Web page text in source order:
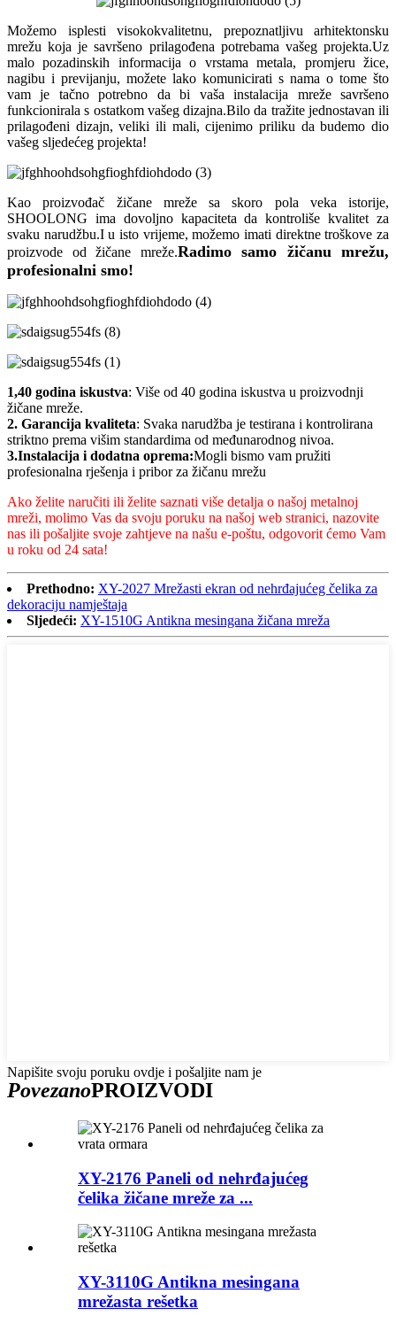
Možemo isplesti visokokvalitetnu, prepoznatljivu arhitektonsku
mrežu koja je savršeno prilagođena potrebama vašeg projekta.Uz
malo pozadinskih informacija o vrstama metala, promjeru žice,
nagibu i previjanju, možete lako komunicirati s nama o tome što
vam je tačno potrebno da bi vaša instalacija mreže savršeno
funkcionirala s ostatkom vašeg dizajna.Bilo da tražite jednostavan ili
prilagođeni dizajn, veliki ili mali, cijenimo priliku da budemo dio
vašeg sljedećeg projekta!
Kao proizvođač žičane mreže sa skoro pola veka istorije,
SHOOLONG ima dovoljno kapaciteta da kontroliše kvalitet za
svaku narudžbu.I u isto vrijeme, možemo imati direktne troškove za
proizvode od žičane mreže.Radimo samo žičanu mrežu,
profesionalni smo!
1,40 godina iskustva: Više od 40 godina iskustva u proizvodnji
žičane mreže.
2. Garancija kvaliteta: Svaka narudžba je testirana i kontrolirana
striktno prema višim standardima od međunarodnog nivoa.
3.Instalacija i dodatna oprema:Mogli bismo vam pružiti
profesionalna rješenja i pribor za žičanu mrežu
Ako želite naručiti ili želite saznati više detalja o našoj metalnoj
mreži, molimo Vas da svoju poruku na našoj web stranici, nazovite
nas ili pošaljite svoje zahtjeve na našu e-poštu, odgovorit ćemo Vam
u roku od 24 sata!
Prethodno: XY-2027 Mrežasti ekran od nehrđajućeg čelika za
dekoraciju namještaja
Sljedeći: XY-1510G Antikna mesingana žičana mreža
Napišite svoju poruku ovdje i pošaljite nam je
PovezanoPROIZVODI
XY-2176 Paneli od nehrđajućeg
čelika žičane mreže za ...
XY-3110G Antikna mesingana
mrežasta rešetka